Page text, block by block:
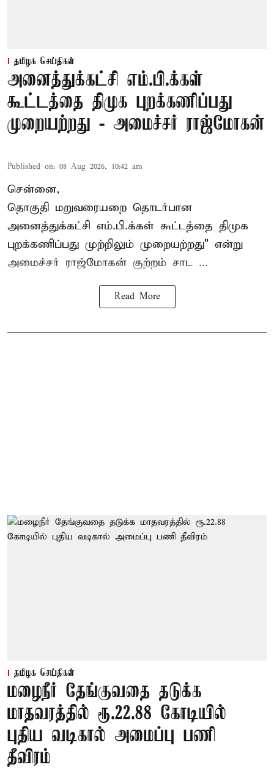
தமிழக செய்திகள்
அனைத்துக்கட்சி எம்.பி.க்கள்
கூட்டத்தை திமுக புறக்கணிப்பது
முறையற்றது - அமைச்சர் ராஜ்மோகன்
Published on: 08 Aug 2026, 10:42 am
சென்னை,
தொகுதி மறுவரையறை தொடர்பான
அனைத்துக்கட்சி எம்.பி.க்கள் கூட்டத்தை திமுக
புறக்கணிப்பது முற்றிலும் முறையற்றது" என்று
அமைச்சர் ராஜ்மோகன் குற்றம் சாட ...
Read More
தமிழக செய்திகள்
மழைநீர் தேங்குவதை தடுக்க
மாதவரத்தில் ரூ.22.88 கோடியில்
புதிய வடிகால் அமைப்பு பணி
தீவிரம்